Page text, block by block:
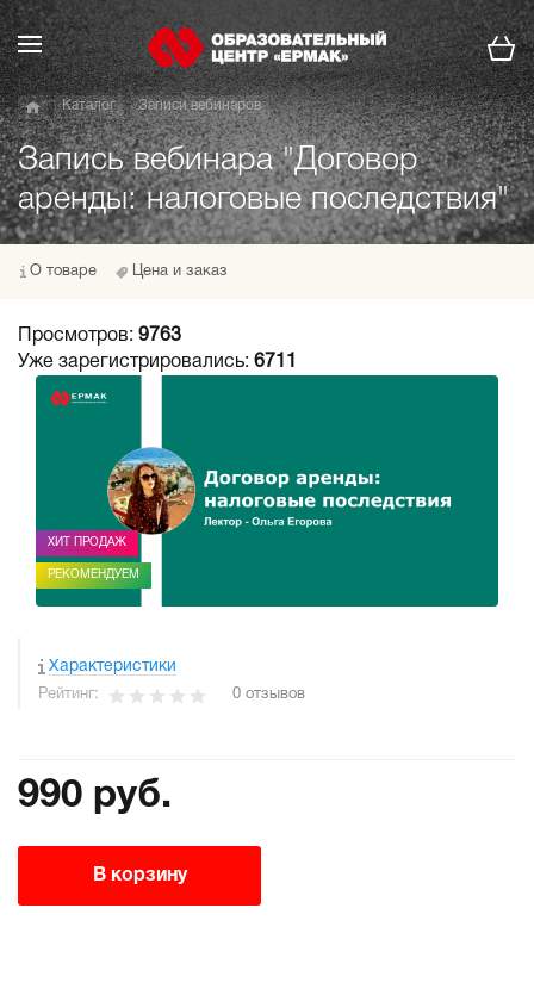
Каталог Записи вебинаров
Запись вебинара "Договор
аренды: налоговые последствия"
О товаре Цена и заказ
Просмотров: 9763
Уже зарегистрировались: 6711
ХИТ ПРОДАЖ
РЕКОМЕНДУЕМ
Характеристики
Рейтинг: 0 отзывов
990 руб.
В корзину